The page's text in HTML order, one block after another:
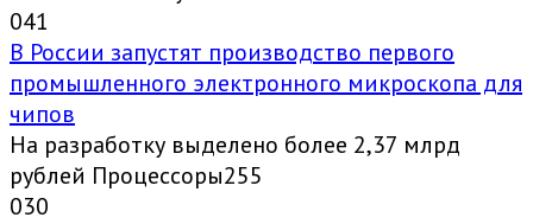
041
В России запустят производство первого
промышленного электронного микроскопа для
чипов
На разработку выделено более 2,37 млрд
рублей Процессоры255
030